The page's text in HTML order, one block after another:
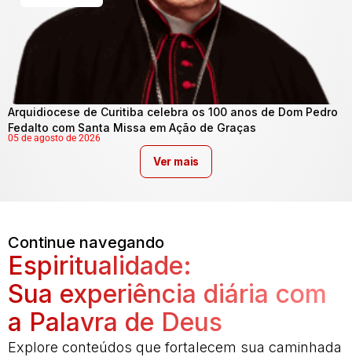
Arquidiocese de Curitiba celebra os 100 anos de Dom Pedro
Fedalto com Santa Missa em Ação de Graças
05 de agosto de 2026
Ver mais
Continue navegando
Espiritualidade:
Sua experiência diária com
a Palavra de Deus
Explore conteúdos que fortalecem sua caminhada